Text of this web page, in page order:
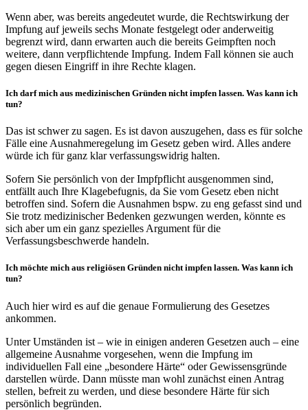
Wenn aber, was bereits angedeutet wurde, die Rechtswirkung der
Impfung auf jeweils sechs Monate festgelegt oder anderweitig
begrenzt wird, dann erwarten auch die bereits Geimpften noch
weitere, dann verpflichtende Impfung. Indem Fall können sie auch
gegen diesen Eingriff in ihre Rechte klagen.
Ich darf mich aus medizinischen Gründen nicht impfen lassen. Was kann ich
tun?
Das ist schwer zu sagen. Es ist davon auszugehen, dass es für solche
Fälle eine Ausnahmeregelung im Gesetz geben wird. Alles andere
würde ich für ganz klar verfassungswidrig halten.
Sofern Sie persönlich von der Impfpflicht ausgenommen sind,
entfällt auch Ihre Klagebefugnis, da Sie vom Gesetz eben nicht
betroffen sind. Sofern die Ausnahmen bspw. zu eng gefasst sind und
Sie trotz medizinischer Bedenken gezwungen werden, könnte es
sich aber um ein ganz spezielles Argument für die
Verfassungsbeschwerde handeln.
Ich möchte mich aus religiösen Gründen nicht impfen lassen. Was kann ich
tun?
Auch hier wird es auf die genaue Formulierung des Gesetzes
ankommen.
Unter Umständen ist – wie in einigen anderen Gesetzen auch – eine
allgemeine Ausnahme vorgesehen, wenn die Impfung im
individuellen Fall eine „besondere Härte“ oder Gewissensgründe
darstellen würde. Dann müsste man wohl zunächst einen Antrag
stellen, befreit zu werden, und diese besondere Härte für sich
persönlich begründen.